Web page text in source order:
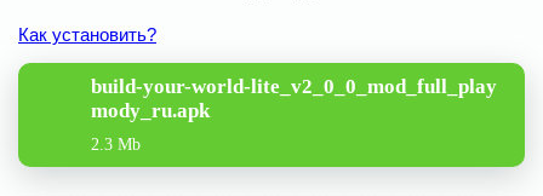
Как установить?
build-your-world-lite_v2_0_0_mod_full_play
mody_ru.apk
2.3 Mb